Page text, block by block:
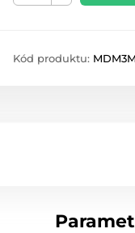
Kód produktu: